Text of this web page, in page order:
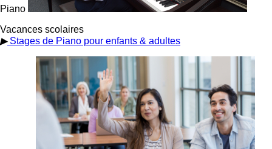
Piano
Vacances scolaires
▶Stages de Piano pour enfants & adultes